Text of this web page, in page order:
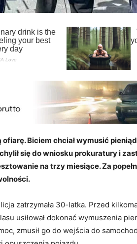
Biciem chciał wymusić
się do wniosku prokuratury i
na trzy miesiące. Za
zatrzymała 30-latka. Przed
usiłował dokonać wymuszenia
zmusił go do wejścia do